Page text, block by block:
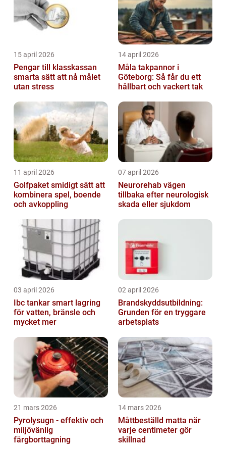
15 april 2026
Pengar till klasskassan
smarta sätt att nå målet
utan stress
14 april 2026
Måla takpannor i
Göteborg: Så får du ett
hållbart och vackert tak
11 april 2026
Golfpaket smidigt sätt att
kombinera spel, boende
och avkoppling
07 april 2026
Neurorehab vägen
tillbaka efter neurologisk
skada eller sjukdom
03 april 2026
Ibc tankar smart lagring
för vatten, bränsle och
mycket mer
02 april 2026
Brandskyddsutbildning:
Grunden för en tryggare
arbetsplats
21 mars 2026
Pyrolysugn - effektiv och
miljövänlig
färgborttagning
14 mars 2026
Måttbeställd matta när
varje centimeter gör
skillnad